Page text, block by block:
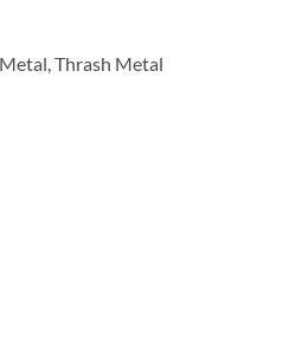
Thrash Metal